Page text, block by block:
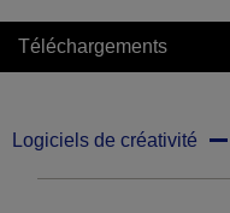
Téléchargements
Logiciels de créativité